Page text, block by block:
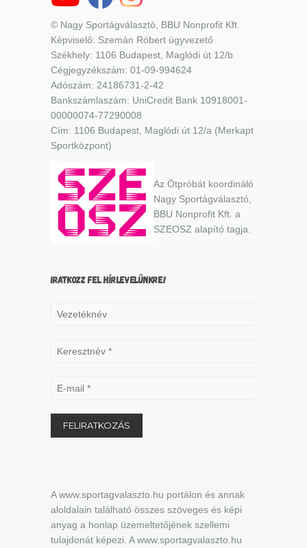
© Nagy Sportágválasztó, BBU Nonprofit Kft.
Képviselő: Szemán Róbert ügyvezető
Székhely: 1106 Budapest, Maglódi út 12/b
Cégjegyzékszám: 01-09-994624
Adószám: 24186731-2-42
Bankszámlaszám: UniCredit Bank 10918001-
00000074-77290008
Cím: 1106 Budapest, Maglódi út 12/a (Merkapt
Sportközpont)
Az Ötpróbát koordináló
Nagy Sportágválasztó,
BBU Nonprofit Kft. a
SZEOSZ alapító tagja.
IRATKOZZ FEL HÍRLEVELÜNKRE!
A www.sportagvalaszto.hu portálon és annak
aloldalain található összes szöveges és képi
anyag a honlap üzemeltetőjének szellemi
tulajdonát képezi. A www.sportagvalaszto.hu